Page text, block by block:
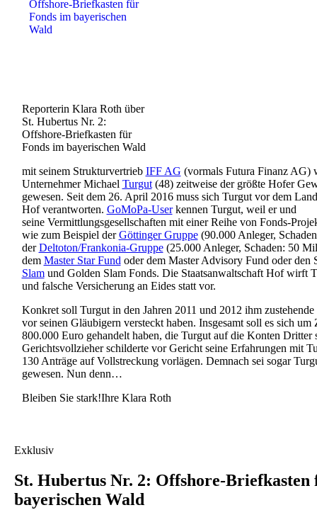
Reporterin Klara Roth über
St. Hubertus Nr. 2:
Offshore-Briefkasten für
Fonds im bayerischen Wald
mit seinem Strukturvertrieb IFF AG (vormals Futura Finanz AG)
Unternehmer Michael Turgut(48) zeitweise der größte Hofer
gewesen. Seit dem 26. April 2016 muss sich Turgut vor dem
Hof verantworten. GoMoPa-Userkennen Turgut, weil er und
seine Vermittlungsgesellschaften mit einer Reihe von Fonds-
wie zum Beispiel derGöttinger Gruppe(90.000 Anleger,
derDeltoton/Frankonia-Gruppe(25.000 Anleger, Schaden: 50
dem Master Star Fund oder dem Master Advisory Fund oder den
Slamund Golden Slam Fonds. Die Staatsanwaltschaft Hof wirft
und falsche Versicherung an Eides statt vor.
Konkret soll Turgut in den Jahren 2011 und 2012 ihm
vor seinen Gläubigern versteckt haben. Insgesamt soll es sich
800.000 Euro gehandelt haben, die Turgut auf die Konten Dritter
Gerichtsvollzieher schilderte vor Gericht seine Erfahrungen mit
130 Anträge auf Vollstreckung vorlägen. Demnach sei sogar
gewesen. Nun denn…
Bleiben Sie stark!Ihre Klara Roth
Exklusiv
St. Hubertus Nr. 2: Offshore-Briefkasten
bayerischen Wald